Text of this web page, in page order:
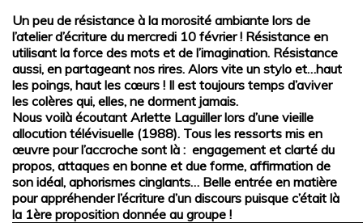
Un peu de résistance à la morosité ambiante lors de
l’atelier d’écriture du mercredi 10 février ! Résistance en
utilisant la force des mots et de l’imagination. Résistance
aussi, en partageant nos rires. Alors vite un stylo et…haut
les poings, haut les cœurs ! Il est toujours temps d’aviver
les colères qui, elles, ne dorment jamais.
Nous voilà écoutant Arlette Laguiller lors d’une vieille
allocution télévisuelle (1988). Tous les ressorts mis en
œuvre pour l’accroche sont là : engagement et clarté du
propos, attaques en bonne et due forme, affirmation de
son idéal, aphorismes cinglants… Belle entrée en matière
pour appréhender l’écriture d’un discours puisque c’était là
la 1ère proposition donnée au groupe !